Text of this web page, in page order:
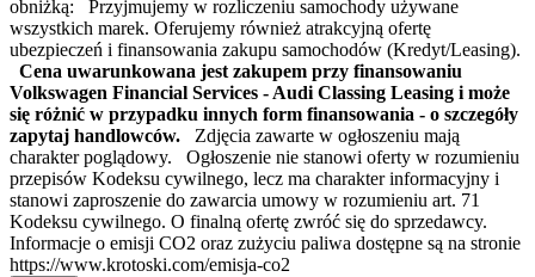
obniżką: Przyjmujemy w rozliczeniu samochody używane
wszystkich marek. Oferujemy również atrakcyjną ofertę
ubezpieczeń i finansowania zakupu samochodów (Kredyt/Leasing).
Cena uwarunkowana jest zakupem przy finansowaniu
Volkswagen Financial Services - Audi Classing Leasing i może
się różnić w przypadku innych form finansowania - o szczegóły
zapytaj handlowców. Zdjęcia zawarte w ogłoszeniu mają
charakter poglądowy. Ogłoszenie nie stanowi oferty w rozumieniu
przepisów Kodeksu cywilnego, lecz ma charakter informacyjny i
stanowi zaproszenie do zawarcia umowy w rozumieniu art. 71
Kodeksu cywilnego. O finalną ofertę zwróć się do sprzedawcy.
Informacje o emisji CO2 oraz zużyciu paliwa dostępne są na stronie
https://www.krotoski.com/emisja-co2